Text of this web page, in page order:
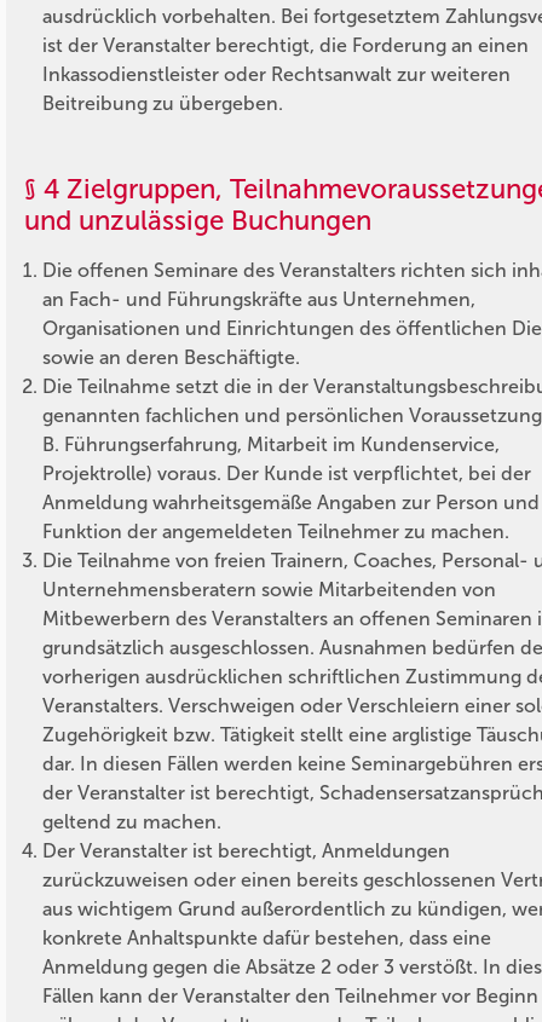
ausdrücklich vorbehalten. Bei fortgesetztem
ist der Veranstalter berechtigt, die Forderung an einen
Inkassodienstleister oder Rechtsanwalt zur weiteren
Beitreibung zu übergeben.
§ 4 Zielgruppen,
und unzulässige Buchungen
Die offenen Seminare des Veranstalters richten sich
an Fach- und Führungskräfte aus Unternehmen,
Organisationen und Einrichtungen des öffentlichen
sowie an deren Beschäftigte.
Die Teilnahme setzt die in der
genannten fachlichen und persönlichen
B. Führungserfahrung, Mitarbeit im Kundenservice,
Projektrolle) voraus. Der Kunde ist verpflichtet, bei der
Anmeldung wahrheitsgemäße Angaben zur Person und
Funktion der angemeldeten Teilnehmer zu machen.
Die Teilnahme von freien Trainern, Coaches, Personal-
Unternehmensberatern sowie Mitarbeitenden von
Mitbewerbern des Veranstalters an offenen Seminaren
grundsätzlich ausgeschlossen. Ausnahmen bedürfen
vorherigen ausdrücklichen schriftlichen Zustimmung
Veranstalters. Verschweigen oder Verschleiern einer
Zugehörigkeit bzw. Tätigkeit stellt eine arglistige
dar. In diesen Fällen werden keine Seminargebühren
der Veranstalter ist berechtigt,
geltend zu machen.
Der Veranstalter ist berechtigt, Anmeldungen
zurückzuweisen oder einen bereits geschlossenen
aus wichtigem Grund außerordentlich zu kündigen,
konkrete Anhaltspunkte dafür bestehen, dass eine
Anmeldung gegen die Absätze 2 oder 3 verstößt. In
Fällen kann der Veranstalter den Teilnehmer vor